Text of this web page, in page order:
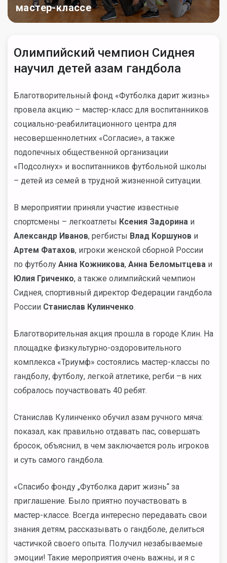
мастер-классе
Олимпийский чемпион Сиднея
научил детей азам гандбола
Благотворительный фонд «Футболка дарит жизнь»
провела акцию – мастер-класс для воспитанников
социально-реабилитационного центра для
несовершеннолетних «Согласие», а также
подопечных общественной организации
«Подсолнух» и воспитанников футбольной школы
– детей из семей в трудной жизненной ситуации.
В мероприятии приняли участие известные
спортсмены – легкоатлеты Ксения Задорина и
Александр Иванов, регбисты Влад Коршунов и
Артем Фатахов, игроки женской сборной России
по футболу Анна Кожникова, Анна Беломытцева и
Юлия Гриченко, а также олимпийский чемпион
Сиднея, спортивный директор Федерации гандбола
России Станислав Кулинченко.
Благотворительная акция прошла в городе Клин. На
площадке физкультурно-оздоровительного
комплекса «Триумф» состоялись мастер-классы по
гандболу, футболу, легкой атлетике, регби –в них
собралось поучаствовать 40 ребят.
Станислав Кулинченко обучил азам ручного мяча:
показал, как правильно отдавать пас, совершать
бросок, объяснил, в чем заключается роль игроков
и суть самого гандбола.
«Спасибо фонду „Футболка дарит жизнь“ за
приглашение. Было приятно поучаствовать в
мастер-классе. Всегда интересно передавать свои
знания детям, рассказывать о гандболе, делиться
частичкой своего опыта. Получил незабываемые
эмоции! Такие мероприятия очень важны, и я с